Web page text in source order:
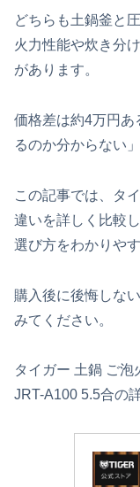
どちらも土鍋釜と
火力性能や炊き分
があります。
価格差は約4万円あ
るのか分からない
この記事では、タ
違いを詳しく比較
選び方をわかりや
購入後に後悔しな
みてください。
タイガー 土鍋 ご泡
JRT-A100 5.5合の